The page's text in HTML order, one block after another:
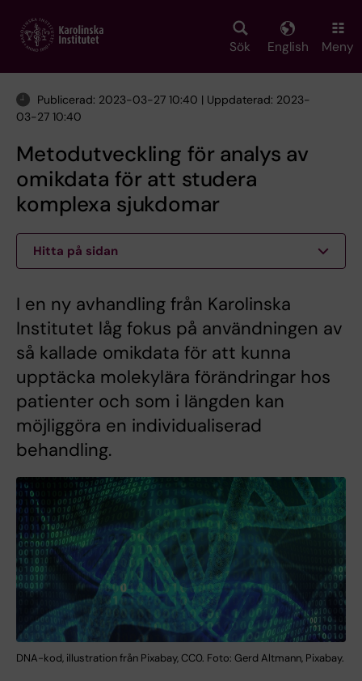
main
Sök English Meny
Publicerad: 2023-03-27 10:40 | Uppdaterad: 2023-
03-27 10:40
Metodutveckling för analys av
omikdata för att studera
komplexa sjukdomar
Hitta på sidan
I en ny avhandling från Karolinska
Institutet låg fokus på användningen av
så kallade omikdata för att kunna
upptäcka molekylära förändringar hos
patienter och som i längden kan
möjliggöra en individualiserad
behandling.
DNA-kod, illustration från Pixabay, CC0. Foto: Gerd Altmann, Pixabay.